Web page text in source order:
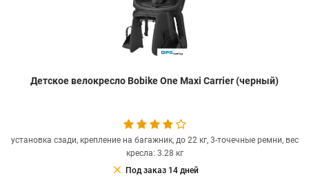
Детское велокресло Bobike One Maxi Carrier (черный)
установка сзади, крепление на багажник, до 22 кг, 3-точечные ремни, вес
кресла: 3.28 кг
clear Под заказ 14 дней